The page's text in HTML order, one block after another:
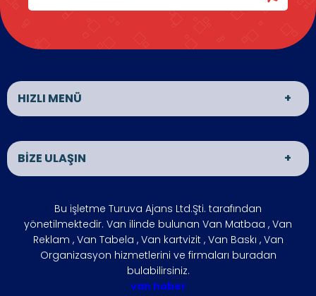
HIZLI MENÜ
Van Matbaa
Van Reklam
Van Organizasyon
İLETİŞİM
HAKKIMIZDA
VAN HABER
İŞLETMENİZİ
BÜYÜTÜN
ÇÖZÜM
ORTAKLARIMIZ
FOTO GALERİ
SIKÇA
BİZE ULAŞIN
ADRES
VAN
ÇALIŞMA SAATLERİ
Hafta içi : 09:00 - 18:00
Bu işletme Turuva Ajans Ltd.Şti. tarafından
yönetilmektedir. Van ilinde bulunan Van Matbaa , Van
Reklam , Van Tabela , Van kartvizit , Van Baskı , Van
Organizasyon hizmetlerini ve firmaları buradan
bulabilirsiniz.
van haber